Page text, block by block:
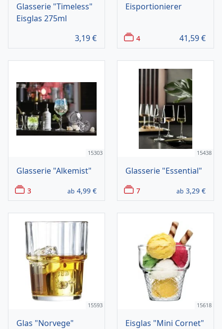
Glasserie "Timeless"
Eisglas 275ml
3,19€
Eisportionierer
4 41,59€
15303
Glasserie "Alkemist"
3 ab 4,99 €
15438
Glasserie "Essential"
7 ab 3,29 €
15593
Glas "Norvege"
15618
Eisglas "Mini Cornet"